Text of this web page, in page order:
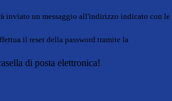
inviato un messaggio all'indirizzo indicato con le
il reset della password tramite la
di posta elettronica!